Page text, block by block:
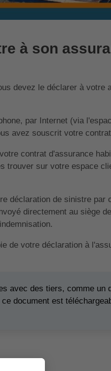
à son
devez le déclarer à votre
par Internet (via
avez souscrit votre
contrat d'assurance
trouver sur votre espace
déclaration de sinistre par
directement au siège
de votre déclaration à
avec des tiers, comme un
document est